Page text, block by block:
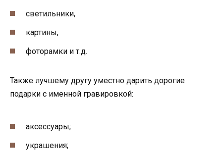
светильники,
картины,
фоторамки и т.д.
Также лучшему другу уместно дарить дорогие
подарки с именной гравировкой:
аксессуары;
украшения;